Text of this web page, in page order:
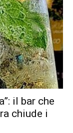
il bar che
chiude i